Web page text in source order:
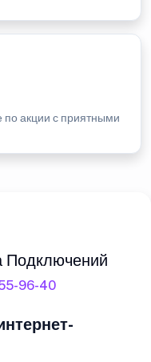
по акции с приятными
Подключений
96-40